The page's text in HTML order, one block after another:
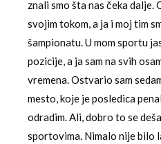
znali smo šta nas čeka
svojim tokom, a ja i moj tim
šampionatu. U mom sportu
pozicije, a ja sam na svih
vremena. Ostvario sam
mesto, koje je posledica
odradim. Ali, dobro to se
sportovima. Nimalo nije bilo